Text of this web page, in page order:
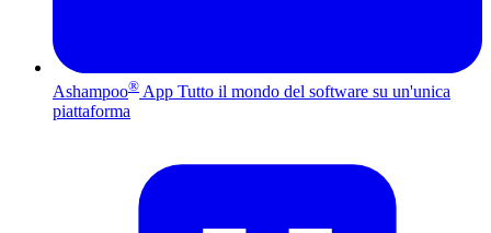
Ashampoo® App Tutto il mondo del software su un'unica
piattaforma